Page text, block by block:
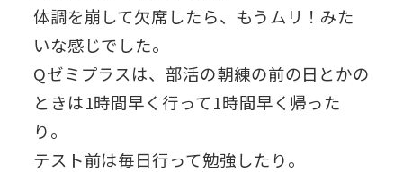
体調を崩して欠席したら、もうムリ！みた
いな感じでした。
Qゼミプラスは、部活の朝練の前の日とかの
ときは1時間早く行って1時間早く帰った
り。
テスト前は毎日行って勉強したり。